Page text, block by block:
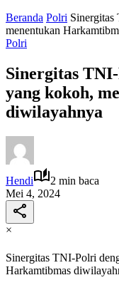
Beranda Polri Sinergitas
menentukan
Polri
Sinergitas
yang kokoh,
diwilayahnya
Hendi
2 min baca
Mei 4, 2024
×
Sinergitas TNI-Polri
Harkamtibmas